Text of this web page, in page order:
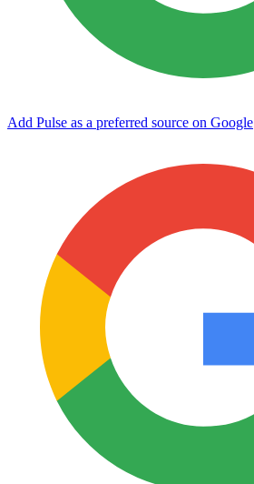
Add Pulse as a preferred source on Google